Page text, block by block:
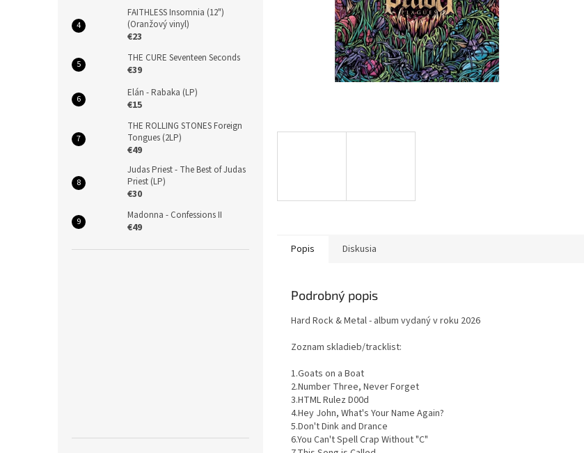
FAITHLESS Insomnia (12")
(Oranžový vinyl)
€23
THE CURE Seventeen Seconds
€39
Elán - Rabaka (LP)
€15
THE ROLLING STONES Foreign
Tongues (2LP)
€49
Judas Priest - The Best of Judas
Priest (LP)
€30
Madonna - Confessions II
€49
Popis Diskusia
Podrobný popis
Hard Rock & Metal - album vydaný v roku 2026
Zoznam skladieb/tracklist:
1.Goats on a Boat
2.Number Three, Never Forget
3.HTML Rulez D00d
4.Hey John, What's Your Name Again?
5.Don't Dink and Drance
6.You Can't Spell Crap Without "C"